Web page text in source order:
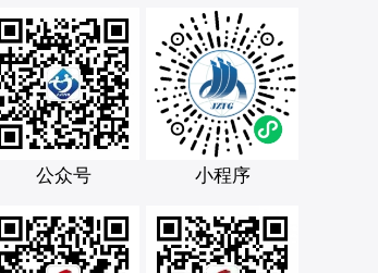
公众号 小程序